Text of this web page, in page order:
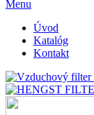
Menu
Úvod
Katalóg
Kontakt